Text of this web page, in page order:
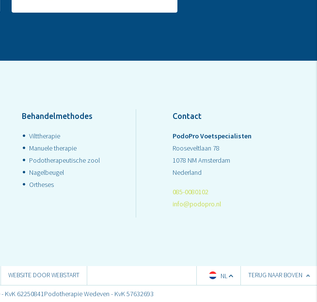
Behandelmethodes
Vilttherapie
Manuele therapie
Podotherapeutische zool
Nagelbeugel
Ortheses
Contact
PodoPro Voetspecialisten
Rooseveltlaan 78
1078 NM Amsterdam
Nederland
085-0080102
info@podopro.nl
WEBSITE DOOR WEBSTART NL TERUG NAAR BOVEN
KvK 62250841Podotherapie Wedeven - KvK 57632693